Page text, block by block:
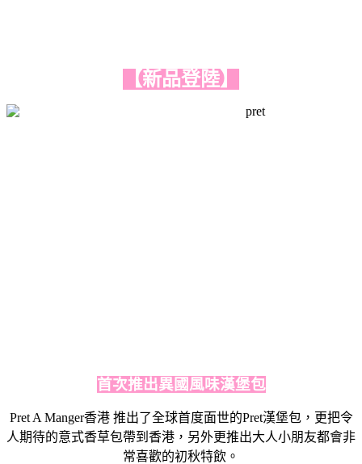
【新品登陸】
首次推出異國風味漢堡包
Pret A Manger香港 推出了全球首度面世的Pret漢堡包，更把令
人期待的意式香草包帶到香港，另外更推出大人小朋友都會非
常喜歡的初秋特飲。